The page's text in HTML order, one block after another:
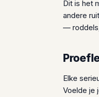
Dit is het
andere
—
Elke
Voelde je